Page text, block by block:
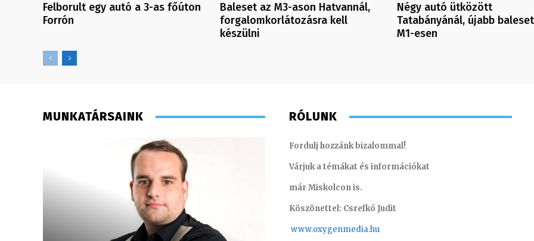
Felborult egy autó a 3-as főúton
Forrón
Baleset az M3-ason Hatvannál,
forgalomkorlátozásra kell
készülni
Négy autó ütközött
Tatabányánál, újabb
M1-esen
MUNKATÁRSAINK RÓLUNK
Fordulj hozzánk bizalommal!
Várjuk a témákat és információkat
már Miskolcon is.
Köszönettel: Csrefkó Judit
www.oxygenmedia.hu